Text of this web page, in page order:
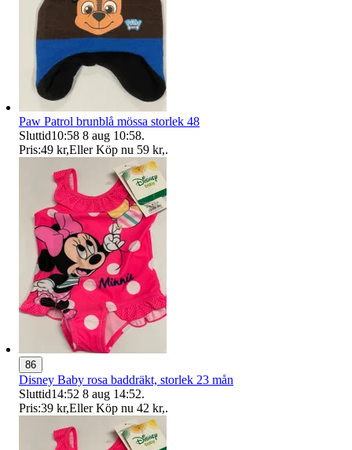
Paw Patrol brunblå mössa storlek 48
Sluttid10:58 8 aug 10:58.
Pris:49 kr,Eller Köp nu 59 kr,.
86
Disney Baby rosa baddräkt, storlek 23 mån
Sluttid14:52 8 aug 14:52.
Pris:39 kr,Eller Köp nu 42 kr,.